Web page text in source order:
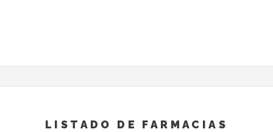
LISTADO DE FARMACIAS